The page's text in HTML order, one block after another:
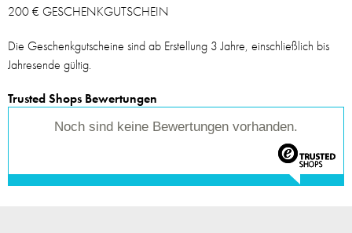
200 € GESCHENKGUTSCHEIN
Die Geschenkgutscheine sind ab Erstellung 3 Jahre, einschließlich bis
Jahresende gültig.
Trusted Shops Bewertungen
Noch sind keine Bewertungen vorhanden.